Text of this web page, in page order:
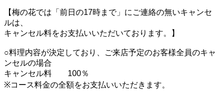
【梅の花では「前日の17時まで」にご連絡の無いキャンセ
ルは、
キャンセル料をお支払いいただいております。】
○料理内容が決定しており、ご来店予定のお客様全員のキャ
ンセルの場合
キャンセル料 100％
※コース料金の全額をお支払いいただきます。